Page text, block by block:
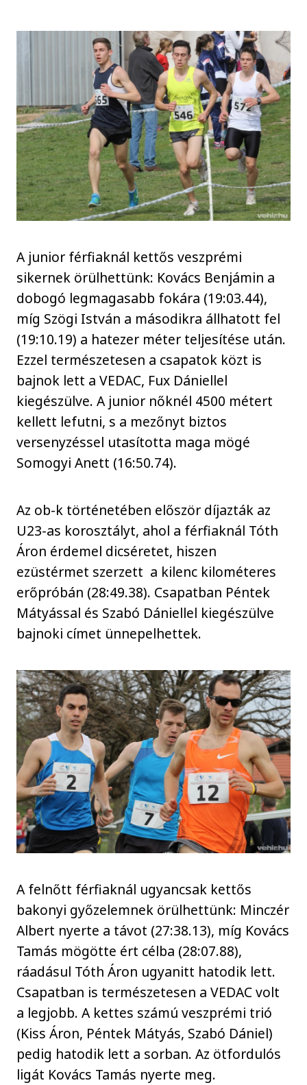
A junior férfiaknál kettős veszprémi
sikernek örülhettünk: Kovács Benjámin a
dobogó legmagasabb fokára (19:03.44),
míg Szögi István a másodikra állhatott fel
(19:10.19) a hatezer méter teljesítése után.
Ezzel természetesen a csapatok közt is
bajnok lett a VEDAC, Fux Dániellel
kiegészülve. A junior nőknél 4500 métert
kellett lefutni, s a mezőnyt biztos
versenyzéssel utasította maga mögé
Somogyi Anett (16:50.74).
Az ob-k történetében először díjazták az
U23-as korosztályt, ahol a férfiaknál Tóth
Áron érdemel dicséretet, hiszen
ezüstérmet szerzett a kilenc kilométeres
erőpróbán (28:49.38). Csapatban Péntek
Mátyással és Szabó Dániellel kiegészülve
bajnoki címet ünnepelhettek.
A felnőtt férfiaknál ugyancsak kettős
bakonyi győzelemnek örülhettünk: Minczér
Albert nyerte a távot (27:38.13), míg Kovács
Tamás mögötte ért célba (28:07.88),
ráadásul Tóth Áron ugyanitt hatodik lett.
Csapatban is természetesen a VEDAC volt
a legjobb. A kettes számú veszprémi trió
(Kiss Áron, Péntek Mátyás, Szabó Dániel)
pedig hatodik lett a sorban. Az ötfordulós
ligát Kovács Tamás nyerte meg.